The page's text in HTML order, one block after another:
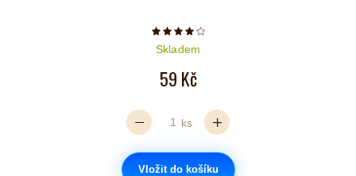
Počet hvězdiček je 4 z 5
Skladem
59 Kč
ks
Vložit do košíku